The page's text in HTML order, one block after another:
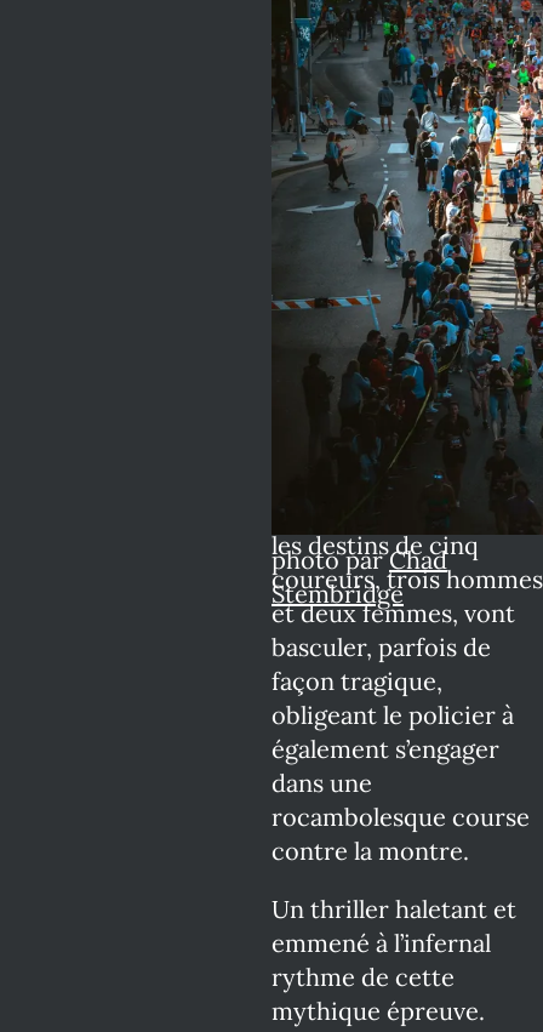
Au commissariat
central de Lille, le
capitaine de police
Arthur Robin débute
une permanence de
nuit, qu’il espère
tranquille. Au même
moment, quelque 20
000 coureurs, parmi
lesquels la ministre des
Sports, s’élancent sur la
ligne de départ du
Marathon de Lille
Métropole. Au cours de
ces 42,195 kilomètres,
les destins de cinq
coureurs, trois hommes
et deux femmes, vont
basculer, parfois de
façon tragique,
obligeant le policier à
également s’engager
dans une
rocambolesque course
contre la montre.
Un thriller haletant et
emmené à l’infernal
rythme de cette
mythique épreuve.
photo parChad
Stembridge